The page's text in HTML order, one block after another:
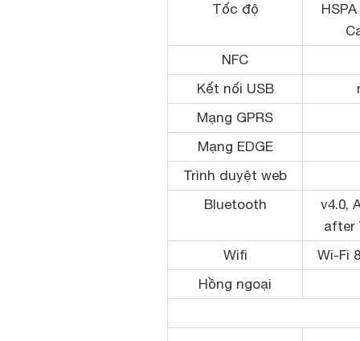
Tốc độ
NFC
Kết nối USB
Mạng GPRS
Mạng EDGE
Trình duyệt web
Bluetooth
v4.0,
after
Wifi
Wi-Fi
Hồng ngoại